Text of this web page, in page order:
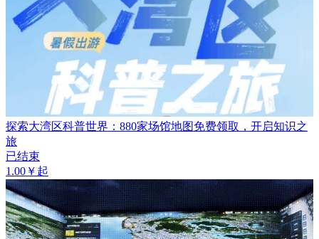
探索大湾区科普世界：880家场馆地图免费领取，开启知识之
旅
已结束
1.00￥起